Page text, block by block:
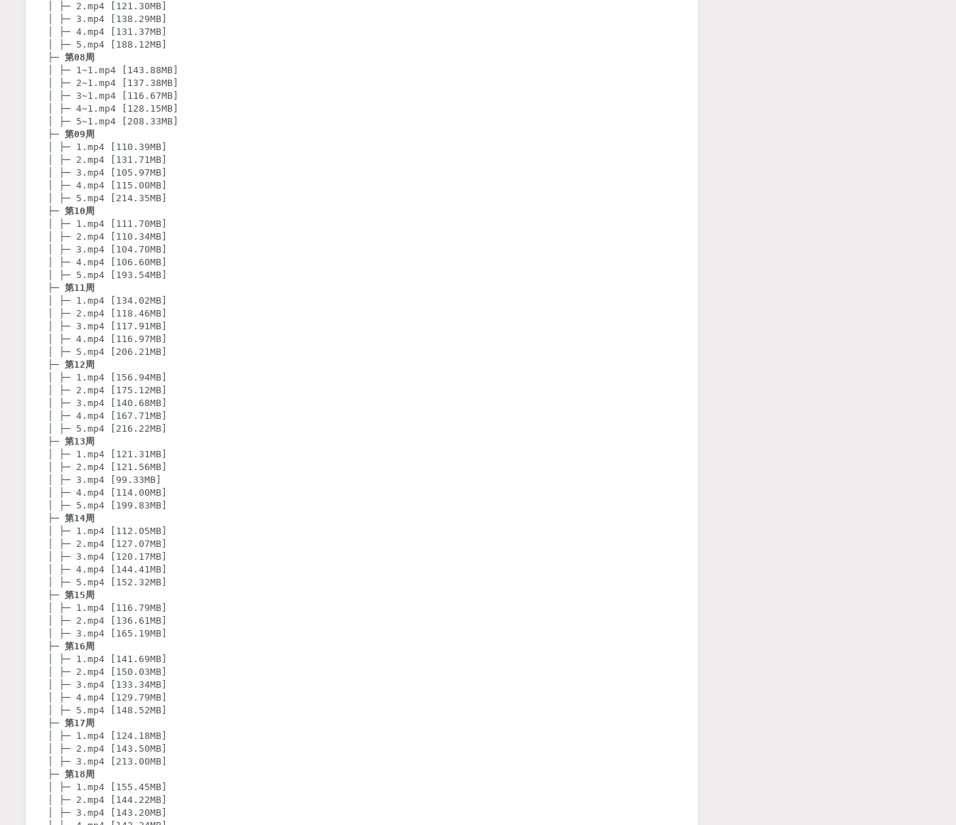
│ ├─ 2.mp4 [121.30MB]
│ ├─ 3.mp4 [138.29MB]
│ ├─ 4.mp4 [131.37MB]
│ ├─ 5.mp4 [188.12MB]
├─ 第08周
│ ├─ 1~1.mp4 [143.88MB]
│ ├─ 2~1.mp4 [137.38MB]
│ ├─ 3~1.mp4 [116.67MB]
│ ├─ 4~1.mp4 [128.15MB]
│ ├─ 5~1.mp4 [208.33MB]
├─ 第09周
│ ├─ 1.mp4 [110.39MB]
│ ├─ 2.mp4 [131.71MB]
│ ├─ 3.mp4 [105.97MB]
│ ├─ 4.mp4 [115.00MB]
│ ├─ 5.mp4 [214.35MB]
├─ 第10周
│ ├─ 1.mp4 [111.70MB]
│ ├─ 2.mp4 [110.34MB]
│ ├─ 3.mp4 [104.70MB]
│ ├─ 4.mp4 [106.60MB]
│ ├─ 5.mp4 [193.54MB]
├─ 第11周
│ ├─ 1.mp4 [134.02MB]
│ ├─ 2.mp4 [118.46MB]
│ ├─ 3.mp4 [117.91MB]
│ ├─ 4.mp4 [116.97MB]
│ ├─ 5.mp4 [206.21MB]
├─ 第12周
│ ├─ 1.mp4 [156.94MB]
│ ├─ 2.mp4 [175.12MB]
│ ├─ 3.mp4 [140.68MB]
│ ├─ 4.mp4 [167.71MB]
│ ├─ 5.mp4 [216.22MB]
├─ 第13周
│ ├─ 1.mp4 [121.31MB]
│ ├─ 2.mp4 [121.56MB]
│ ├─ 3.mp4 [99.33MB]
│ ├─ 4.mp4 [114.00MB]
│ ├─ 5.mp4 [199.83MB]
├─ 第14周
│ ├─ 1.mp4 [112.05MB]
│ ├─ 2.mp4 [127.07MB]
│ ├─ 3.mp4 [120.17MB]
│ ├─ 4.mp4 [144.41MB]
│ ├─ 5.mp4 [152.32MB]
├─ 第15周
│ ├─ 1.mp4 [116.79MB]
│ ├─ 2.mp4 [136.61MB]
│ ├─ 3.mp4 [165.19MB]
├─ 第16周
│ ├─ 1.mp4 [141.69MB]
│ ├─ 2.mp4 [150.03MB]
│ ├─ 3.mp4 [133.34MB]
│ ├─ 4.mp4 [129.79MB]
│ ├─ 5.mp4 [148.52MB]
├─ 第17周
│ ├─ 1.mp4 [124.18MB]
│ ├─ 2.mp4 [143.50MB]
│ ├─ 3.mp4 [213.00MB]
├─ 第18周
│ ├─ 1.mp4 [155.45MB]
│ ├─ 2.mp4 [144.22MB]
│ ├─ 3.mp4 [143.20MB]